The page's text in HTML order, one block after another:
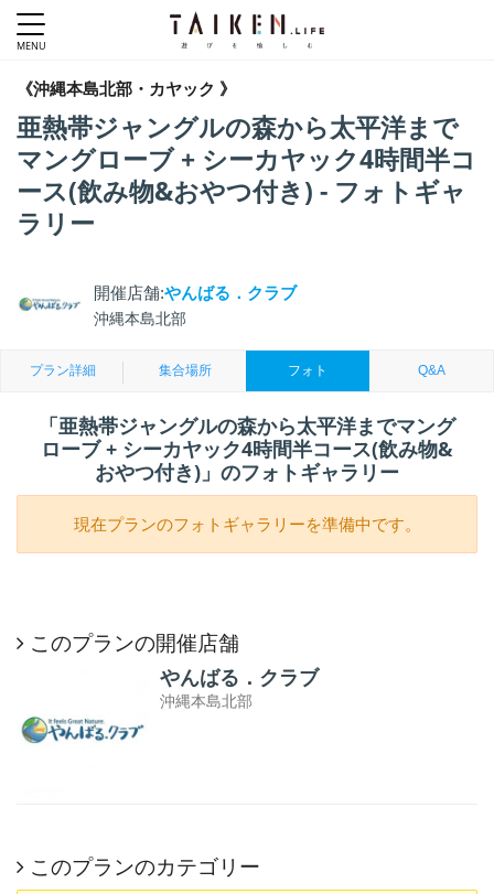
《沖縄本島北部・カヤック 》
亜熱帯ジャングルの森から太平洋まで
マングローブ + シーカヤック4時間半コ
ース(飲み物&おやつ付き) - フォトギャ
ラリー
開催店舗:やんばる．クラブ
沖縄本島北部
プラン詳細 集合場所 フォト Q&A
「亜熱帯ジャングルの森から太平洋までマング
ローブ + シーカヤック4時間半コース(飲み物&
おやつ付き)」のフォトギャラリー
現在プランのフォトギャラリーを準備中です。
このプランの開催店舗
やんばる．クラブ
沖縄本島北部
このプランのカテゴリー